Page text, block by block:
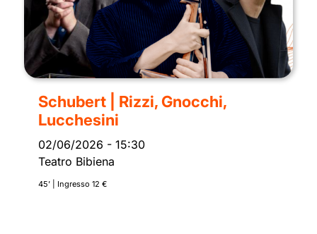
Schubert | Rizzi, Gnocchi,
Lucchesini
02/06/2026 - 15:30
Teatro Bibiena
45’ | Ingresso 12 €